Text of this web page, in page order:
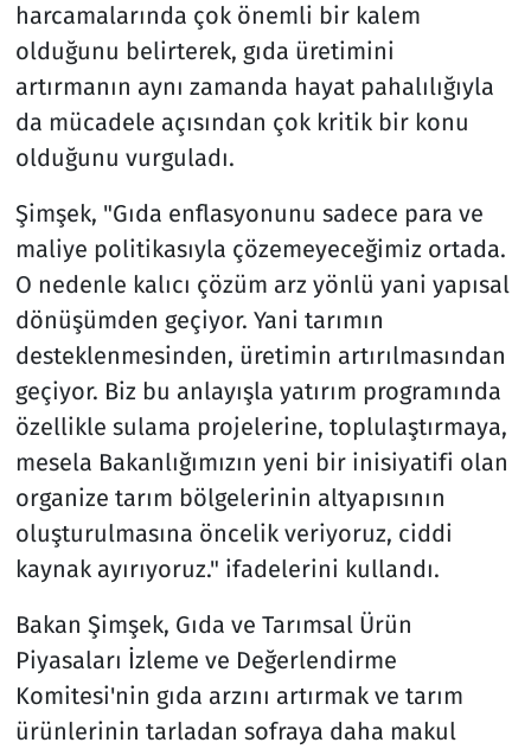
harcamalarında çok önemli bir kalem
olduğunu belirterek, gıda üretimini
artırmanın aynı zamanda hayat pahalılığıyla
da mücadele açısından çok kritik bir konu
olduğunu vurguladı.
Şimşek, "Gıda enflasyonunu sadece para ve
maliye politikasıyla çözemeyeceğimiz ortada.
O nedenle kalıcı çözüm arz yönlü yani yapısal
dönüşümden geçiyor. Yani tarımın
desteklenmesinden, üretimin artırılmasından
geçiyor. Biz bu anlayışla yatırım programında
özellikle sulama projelerine, toplulaştırmaya,
mesela Bakanlığımızın yeni bir inisiyatifi olan
organize tarım bölgelerinin altyapısının
oluşturulmasına öncelik veriyoruz, ciddi
kaynak ayırıyoruz." ifadelerini kullandı.
Bakan Şimşek, Gıda ve Tarımsal Ürün
Piyasaları İzleme ve Değerlendirme
Komitesi'nin gıda arzını artırmak ve tarım
ürünlerinin tarladan sofraya daha makul